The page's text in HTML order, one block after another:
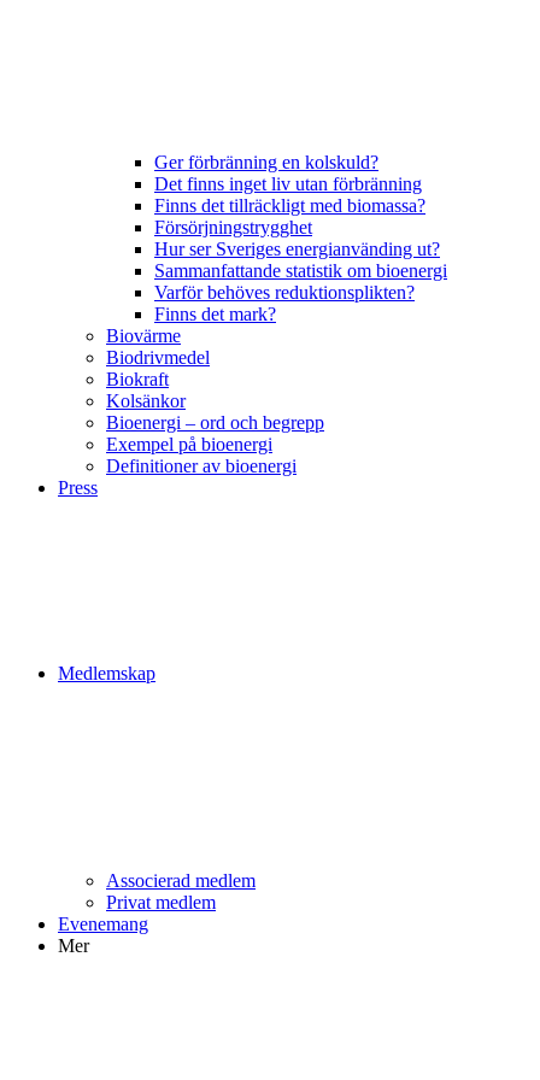
Ger förbränning en kolskuld?
Det finns inget liv utan förbränning
Finns det tillräckligt med biomassa?
Försörjningstrygghet
Hur ser Sveriges energianvänding ut?
Sammanfattande statistik om bioenergi
Varför behöves reduktionsplikten?
Finns det mark?
Biovärme
Biodrivmedel
Biokraft
Kolsänkor
Bioenergi – ord och begrepp
Exempel på bioenergi
Definitioner av bioenergi
Press
Medlemskap
Associerad medlem
Privat medlem
Evenemang
Mer